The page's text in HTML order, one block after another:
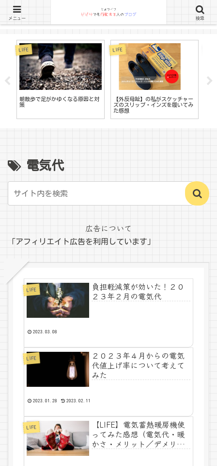
LIFE
朝散歩で足がかゆくなる原因と対
策
LIFE
【外反母趾】の私がスケッチャー
ズのスリップ・インズを履いてみ
た感想
電気代
広告について
「アフィリエイト広告を利用しています」
LIFE
負担軽減策が効いた！２０
２３年２月の電気代
2023.03.08
LIFE
２０２３年４月からの電気
代値上げ率について考えて
みた
2023.01.28 2023.02.11
LIFE
【LIFE】電気蓄熱暖房機使
ってみた感想（電気代・暖
かさ・メリット／デメリッ
メニュー 検索